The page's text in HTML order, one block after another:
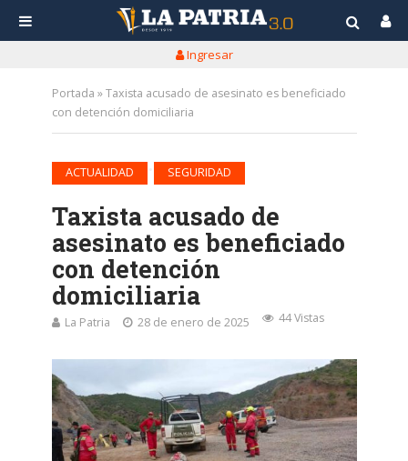
Ingresar
Portada »Taxista acusado de asesinato es beneficiado
con detención domiciliaria
ACTUALIDAD SEGURIDAD
Taxista acusado de
asesinato es beneficiado
con detención
domiciliaria
La Patria 28 de enero de 2025 44 Vistas